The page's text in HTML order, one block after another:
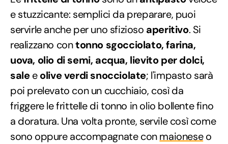
e stuzzicante: semplici da preparare, puoi
servirle anche per uno sfizioso aperitivo. Si
realizzano contonno sgocciolato, farina,
uova, olio di semi, acqua, lievito per dolci,
saleeolive verdi snocciolate; l'impasto sarà
poi prelevato con un cucchiaio, così da
friggere le frittelle di tonno in olio bollente fino
a doratura. Una volta pronte, servile così come
sono oppure accompagnate conmaioneseo